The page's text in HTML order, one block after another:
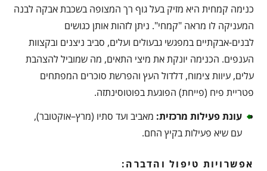
כנימה קמחית היא מזיק בעל גוף רך המצופה בשכבת אבקה לבנה
המעניקה לו מראה "קמחי". ניתן לזהות אותן כגושים
לבנים-אבקתיים במפגשי גבעולים ועלים, סביב ניצנים ובקצוות
הענפים. הכנימה יונקת את מיצי התאים, מה שמוביל להצהבת
עלים, עיוות צימוח, דלדול העץ והפרשת סוכרים המפתחים
פטריית פיח (פייחת) הפוגעת בפוטוסינתזה.
עונת פעילות מרכזית: מאביב ועד סתיו (מרץ–אוקטובר),
עם שיא פעילות בקיץ החם.
אפשרויות טיפול והדברה: